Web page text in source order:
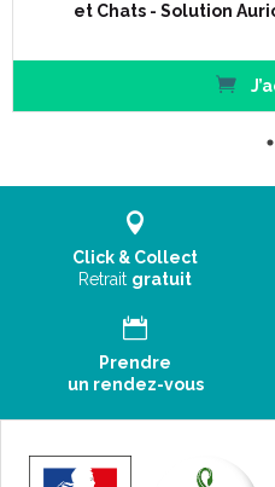
et Chats - Solution
Click & Collect
Retrait gratuit
Prendre
un rendez-vous